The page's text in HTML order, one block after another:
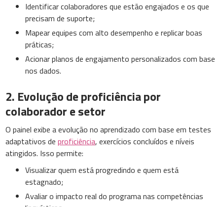
Identificar colaboradores que estão engajados e os que
precisam de suporte;
Mapear equipes com alto desempenho e replicar boas
práticas;
Acionar planos de engajamento personalizados com base
nos dados.
2. Evolução de proficiência por
colaborador e setor
O painel exibe a evolução no aprendizado com base em testes
adaptativos deproficiência, exercícios concluídos e níveis
atingidos. Isso permite:
Visualizar quem está progredindo e quem está
estagnado;
Avaliar o impacto real do programa nas competências